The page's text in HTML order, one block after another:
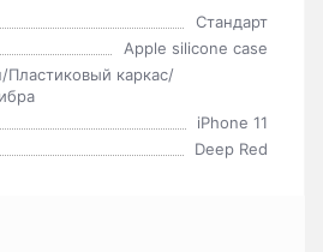
Стандарт
Apple silicone case
Пластиковый каркас/
iPhone 11
Deep Red